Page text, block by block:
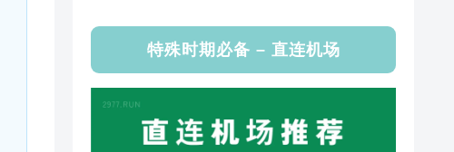
特殊时期必备 – 直连机场